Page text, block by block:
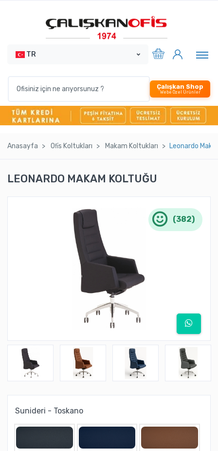
TR
Çalışkan Shop
Webe Özel Ürünler
Anasayfa Ofi̇s Koltukları Makam Koltukları Leonardo
LEONARDO MAKAM KOLTUĞU
(382)
Sunideri - Toskano